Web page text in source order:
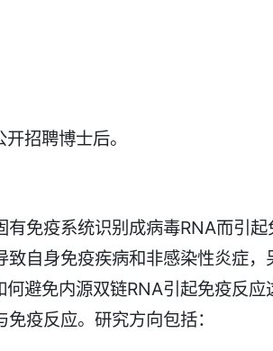
招聘博士后。
免疫系统识别成病毒RNA而引
自身免疫疾病和非感染性炎症，
避免内源双链RNA引起免疫反应
疫反应。研究方向包括：